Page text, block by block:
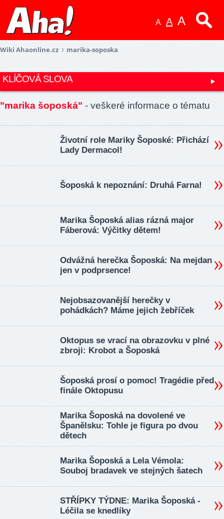
A A A
Wiki Ahaonline.cz marika-soposka
KLÍČOVÁ SLOVA
"marika šoposká" - veškeré informace o tématu
Životní role Mariky Šoposké: Přichází
Lady Dermacol!
Šoposká k nepoznání: Druhá Farna!
Marika Šoposká alias rázná major
Fáberová: Výčitky dětem!
Odvážná herečka Šoposká: Na mejdan
jen v podprsence!
Nejobsazovanější herečky v
pohádkách? Máme jejich žebříček
Oktopus se vrací na obrazovku v plné
zbroji: Krobot a Šoposká
Šoposká prosí o pomoc! Tragédie před
finále Oktopusu
Marika Šoposká na dovolené ve
Španělsku: Tohle je figura po dvou
dětech
Marika Šoposká a Lela Vémola:
Souboj bradavek ve stejných šatech
STŘÍPKY TÝDNE: Marika Šoposká -
Léčila se knedlíky